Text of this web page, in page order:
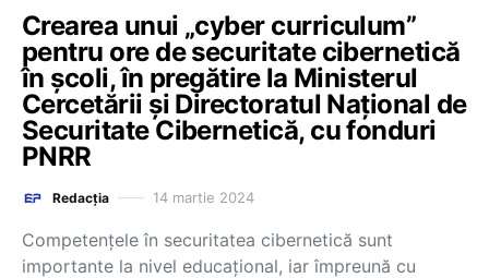
Crearea unui „cyber curriculum”
pentru ore de securitate cibernetică
în școli, în pregătire la Ministerul
Cercetării și Directoratul Național de
Securitate Cibernetică, cu fonduri
PNRR
Redacția 14 martie 2024
Competenţele în securitatea cibernetică sunt
importante la nivel educaţional, iar împreună cu